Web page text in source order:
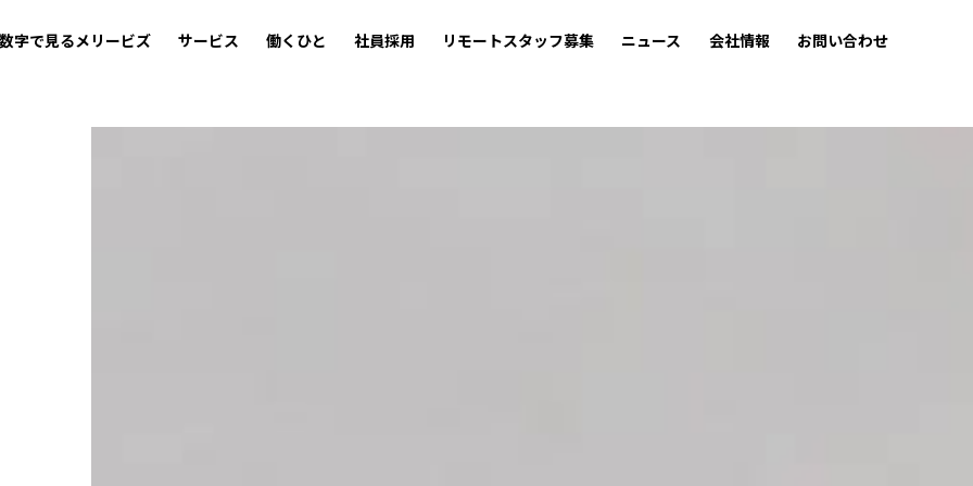
字で見るメリービズ サービス 働くひと 社員採用 リモートスタッフ募集 ニュース 会社情報 お問い合わせ